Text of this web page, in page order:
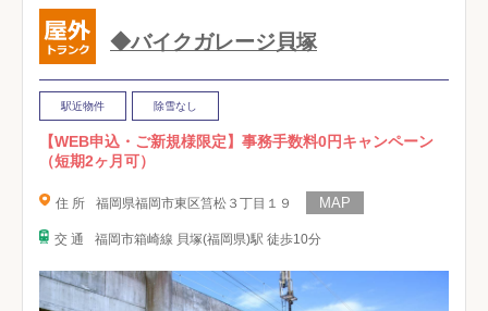
◆バイクガレージ貝塚
駅近物件 除雪なし
【WEB申込・ご新規様限定】事務手数料0円キャンペーン
（短期2ヶ月可）
住 所 福岡県福岡市東区筥松３丁目１９
交 通 福岡市箱崎線 貝塚(福岡県)駅 徒歩10分